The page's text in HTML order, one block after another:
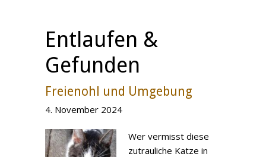
Entlaufen &
Gefunden
Freienohl und Umgebung
4. November 2024
Wer vermisst diese
zutrauliche Katze in